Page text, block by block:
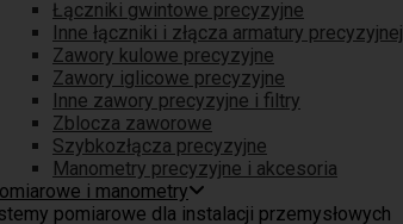
Łączniki gwintowe precyzyjne
Inne łączniki i złącza armatury precyzyjnej
Zawory kulowe precyzyjne
Zawory iglicowe precyzyjne
Inne zawory precyzyjne i filtry
Zblocza zaworowe
Szybkozłącza precyzyjne
Manometry precyzyjne i akcesoria
i manometry